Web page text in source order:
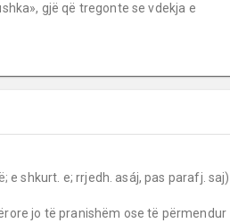
gjë që tregonte se vdekja e
jo të pranishëm ose të përmendur